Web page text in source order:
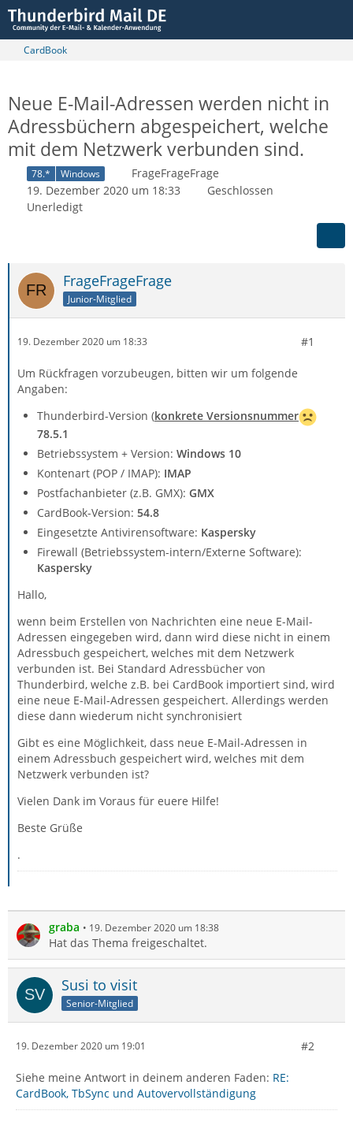
CardBook
Neue E-Mail-Adressen werden nicht in
Adressbüchern abgespeichert, welche
mit dem Netzwerk verbunden sind.
78.* Windows
FrageFrageFrage
19. Dezember 2020 um 18:33
Geschlossen
Unerledigt
FrageFrageFrage
Junior-Mitglied
19. Dezember 2020 um 18:33 #1
Um Rückfragen vorzubeugen, bitten wir um folgende
Angaben:
Thunderbird-Version (konkrete Versionsnummer
78.5.1
Betriebssystem + Version: Windows 10
Kontenart (POP / IMAP): IMAP
Postfachanbieter (z.B. GMX): GMX
CardBook-Version: 54.8
Eingesetzte Antivirensoftware: Kaspersky
Firewall (Betriebssystem-intern/Externe Software):
Kaspersky
Hallo,
wenn beim Erstellen von Nachrichten eine neue E-Mail-
Adressen eingegeben wird, dann wird diese nicht in einem
Adressbuch gespeichert, welches mit dem Netzwerk
verbunden ist. Bei Standard Adressbücher von
Thunderbird, welche z.B. bei CardBook importiert sind, wird
eine neue E-Mail-Adressen gespeichert. Allerdings werden
diese dann wiederum nicht synchronisiert
Gibt es eine Möglichkeit, dass neue E-Mail-Adressen in
einem Adressbuch gespeichert wird, welches mit dem
Netzwerk verbunden ist?
Vielen Dank im Voraus für euere Hilfe!
Beste Grüße
.
graba 19. Dezember 2020 um 18:38
Hat das Thema freigeschaltet.
Susi to visit
Senior-Mitglied
19. Dezember 2020 um 19:01 #2
Siehe meine Antwort in deinem anderen Faden: RE:
CardBook, TbSync und Autovervollständigung